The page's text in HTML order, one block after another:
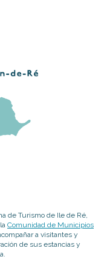
de Turismo de Ile de Ré,
Comunidad de Municipios
a visitantes y
de sus estancias y